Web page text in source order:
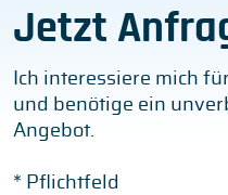
Jetzt
Ich interessiere mich
und benötige ein
Angebot.
* Pflichtfeld